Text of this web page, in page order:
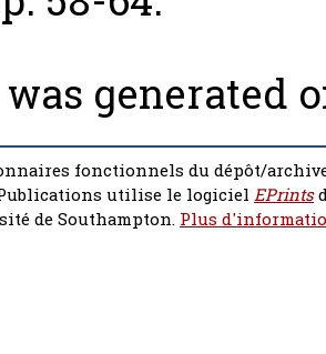
generated
fonctionnels du dépôt/
utilise le logiciel EPrints
de Southampton. Plus